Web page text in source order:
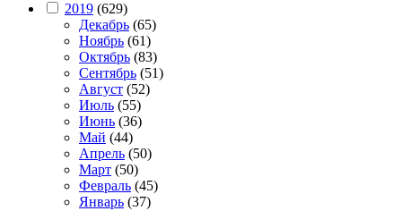
2019 (629)
Декабрь (65)
Ноябрь (61)
Октябрь (83)
Сентябрь (51)
Август (52)
Июль (55)
Июнь (36)
Май (44)
Апрель (50)
Март (50)
Февраль (45)
Январь (37)